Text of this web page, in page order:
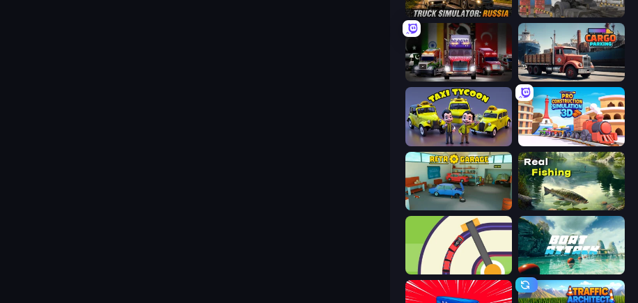
Truck Simulator: Russia Truck Space
Big Euro Truck Driving Cargo Truck Parking
Taxi Tycoon: Idle Business Pro Construction: Simulation 3D
Real Fishing Simulator
Crazy Train Snake Boat Attack